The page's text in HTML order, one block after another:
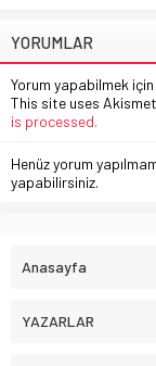
YORUMLAR
Yorum yapabilmek için
This site uses
is processed.
Henüz yorum
yapabilirsiniz.
Anasayfa
YAZARLAR